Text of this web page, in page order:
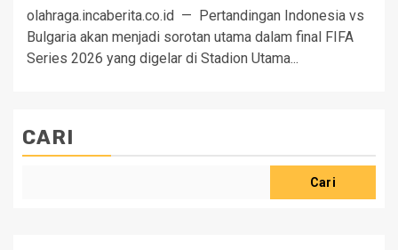
olahraga.incaberita.co.id — Pertandingan Indonesia vs
Bulgaria akan menjadi sorotan utama dalam final FIFA
Series 2026 yang digelar di Stadion Utama...
CARI
Cari